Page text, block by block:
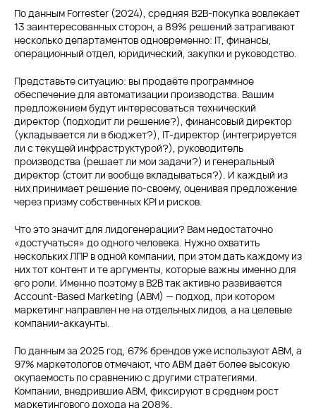
По данным Forrester (2024), средняя B2B-покупка вовлекает
13 заинтересованных сторон, а 89% решений затрагивают
несколько департаментов одновременно: IT, финансы,
операционный отдел, юридический, закупки и руководство.
Представьте ситуацию: вы продаёте программное
обеспечение для автоматизации производства. Вашим
предложением будут интересоваться технический
директор (подходит ли решение?), финансовый директор
(укладывается ли в бюджет?), IT-директор (интегрируется
ли с текущей инфраструктурой?), руководитель
производства (решает ли мои задачи?) и генеральный
директор (стоит ли вообще вкладываться?). И каждый из
них принимает решение по-своему, оценивая предложение
через призму собственных KPI и рисков.
Что это значит для лидогенерации? Вам недостаточно
«достучаться» до одного человека. Нужно охватить
нескольких ЛПР в одной компании, при этом дать каждому из
них тот контент и те аргументы, которые важны именно для
его роли. Именно поэтому в B2B так активно развивается
Account-Based Marketing (ABM) — подход, при котором
маркетинг направлен не на отдельных лидов, а на целевые
компании-аккаунты.
По данным за 2025 год, 67% брендов уже используют ABM, а
97% маркетологов отмечают, что ABM даёт более высокую
окупаемость по сравнению с другими стратегиями.
Компании, внедрившие ABM, фиксируют в среднем рост
маркетингового дохода на 208%.